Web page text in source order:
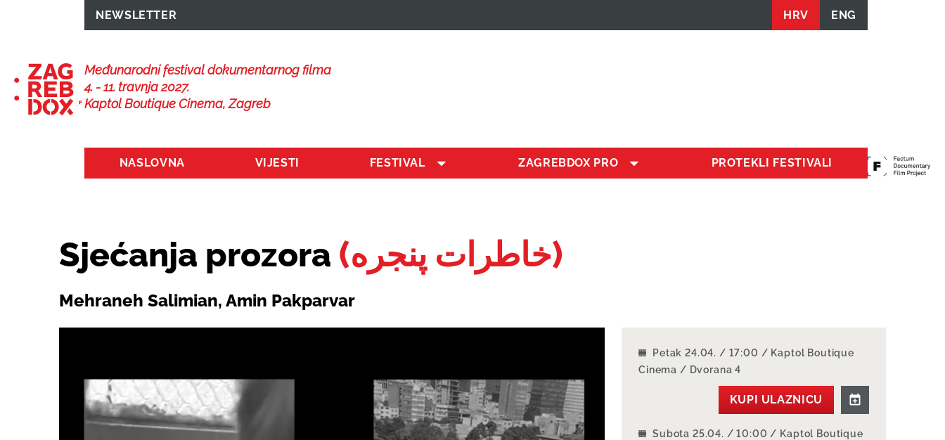
NEWSLETTER HRV ENG
Međunarodni festival dokumentarnog filma
4. - 11. travnja 2027.
Kaptol Boutique Cinema, Zagreb
NASLOVNA VIJESTI FESTIVAL ZAGREBDOX PRO PROTEKLI FESTIVALI
Sjećanja prozora (خاطرات پنجره)
Mehraneh Salimian, Amin Pakparvar
Petak 24.04. / 17:00 / Kaptol Boutique
Cinema / Dvorana 4
KUPI ULAZNICU
Subota 25.04. / 10:00 / Kaptol Boutique